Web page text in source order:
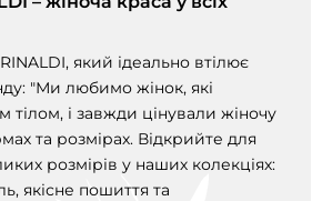
Доставка та
Новини
Повернення
Відкуки про
магазин
Питання та
відповіді
Контакти
Palmira Club
Догляд
+38(050)4840005
який ідеально втілює
"Ми любимо жінок, які
тілом, і завжди цінували жіночу
та розмірах. Відкрийте для
розмірів у наших колекціях:
якісне пошиття та